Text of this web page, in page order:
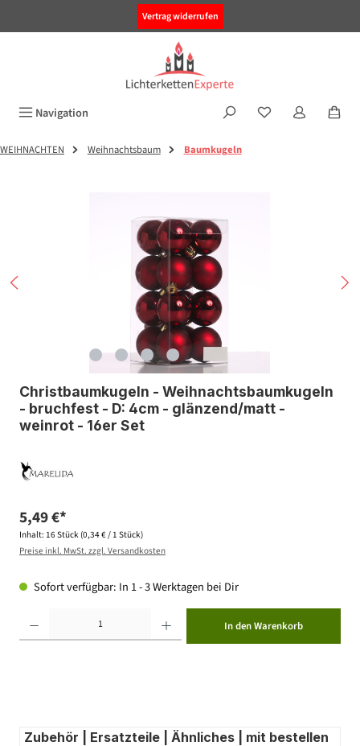
Vertrag widerrufen
Navigation
WEIHNACHTEN Weihnachtsbaum Baumkugeln
Christbaumkugeln - Weihnachtsbaumkugeln
- bruchfest - D: 4cm - glänzend/matt -
weinrot - 16er Set
5,49 €*
Inhalt: 16 Stück (0,34 € / 1 Stück)
Preise inkl. MwSt. zzgl. Versandkosten
Sofort verfügbar: In 1 - 3 Werktagen bei Dir
In den Warenkorb
Zubehör | Ersatzteile | Ähnliches | mit bestellen